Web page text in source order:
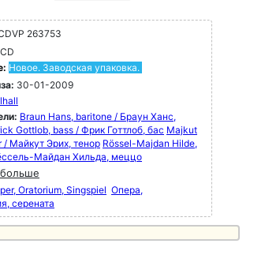
263753
Новое. Заводская упаковка.
30-01-2009
Braun Hans, baritone / Браун Ханс,
Gottlob, bass / Фрик Готтлоб, бас Majkut
/ Майкут Эрих, тенор Rössel-Majdan Hilde,
Майдан Хильда, меццо
больше
Oratorium, Singspiel Опера,
серената